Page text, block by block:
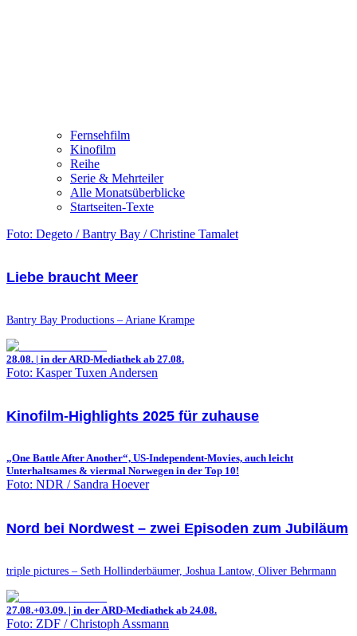
Fernsehfilm
Kinofilm
Reihe
Serie & Mehrteiler
Alle Monatsüberblicke
Startseiten-Texte
Foto: Degeto / Bantry Bay / Christine Tamalet
Liebe braucht Meer
Bantry Bay Productions – Ariane Krampe
28.08. | in der ARD-Mediathek ab 27.08.
Foto: Kasper Tuxen Andersen
Kinofilm-Highlights 2025 für zuhause
„One Battle After Another“, US-Independent-Movies, auch leicht
Unterhaltsames & viermal Norwegen in der Top 10!
Foto: NDR / Sandra Hoever
Nord bei Nordwest – zwei Episoden zum Jubiläum
triple pictures – Seth Hollinderbäumer, Joshua Lantow, Oliver Behrmann
27.08.+03.09. | in der ARD-Mediathek ab 24.08.
Foto: ZDF / Christoph Assmann